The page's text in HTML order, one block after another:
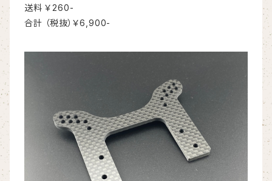
送料 ￥260-
合計 （税抜）￥6,900-